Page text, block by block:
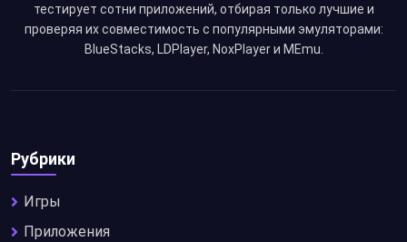
тестирует сотни приложений, отбирая только лучшие и
проверяя их совместимость с популярными эмуляторами:
BlueStacks, LDPlayer, NoxPlayer и MEmu.
Рубрики
Игры
Приложения